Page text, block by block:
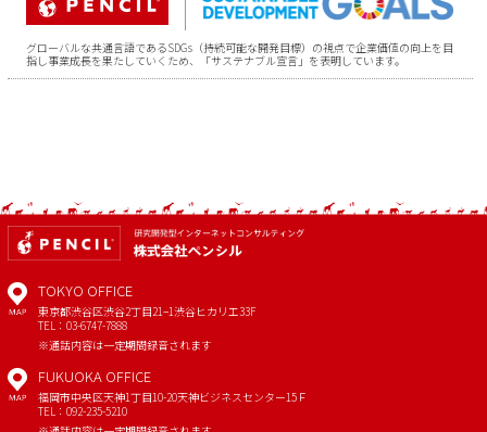
グローバルな共通言語であるSDGs（持続可能な開発目標）の視点で企業価値の向上を目
指し事業成長を果たしていくため、「サステナブル宣言」を表明しています。
MAP
TOKYO OFFICE
東京都渋谷区渋谷2丁目21−1渋谷ヒカリエ33F
TEL：03-6747-7888
※通話内容は一定期間録音されます
MAP
FUKUOKA OFFICE
福岡市中央区天神1丁目10-20天神ビジネスセンター15Ｆ
TEL：092-235-5210